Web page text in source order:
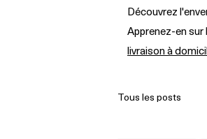
Découvrez
Apprenez-en
livraison à
Tous les posts